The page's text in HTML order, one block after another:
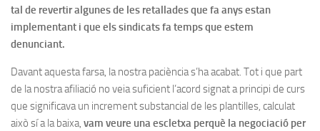
tal de revertir algunes de les retallades que fa anys estan
implementant i que els sindicats fa temps que estem
denunciant.
Davant aquesta farsa, la nostra paciència s’ha acabat. Tot i que part
de la nostra afiliació no veia suficient l’acord signat a principi de curs
que significava un increment substancial de les plantilles, calculat
això sí a la baixa, vam veure una escletxa perquè la negociació per